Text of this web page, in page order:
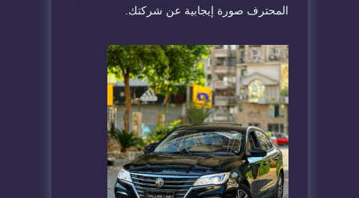
المحترف صورة إيجابية عن شركتك.